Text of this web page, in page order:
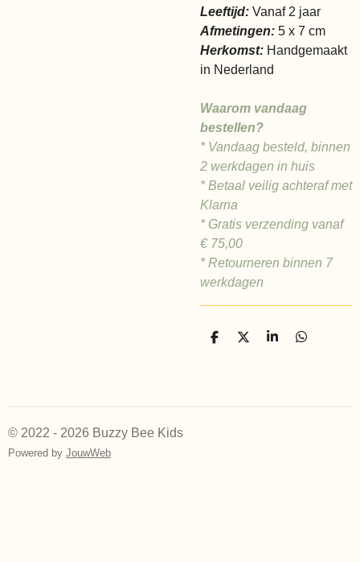
Leeftijd: Vanaf 2 jaar
Afmetingen: 5 x 7 cm
Herkomst: Handgemaakt
in Nederland
Waarom vandaag
bestellen?
* Vandaag besteld, binnen
2 werkdagen in huis
* Betaal veilig achteraf met
Klarna
* Gratis verzending vanaf
€ 75,00
* Retourneren binnen 7
werkdagen
D
D
S
D
© 2022 - 2026 Buzzy Bee Kids
Powered by JouwWeb